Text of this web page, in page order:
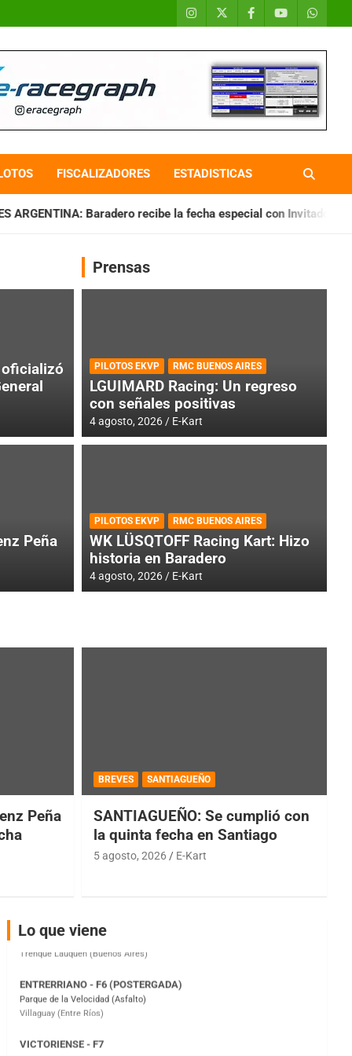
FISCALIZADORES ESTADISTICAS
Baradero recibe la fecha especial con Invitados
Cerró una jornada
Peña
Prensas
PILOTOS EKVP RMC BUENOS AIRES
LGUIMARD Racing: Un regreso
con señales positivas
4 agosto, 2026 E-Kart
PILOTOS EKVP RMC BUENOS AIRES
WK LÜSQTOFF Racing Kart: Hizo
historia en Baradero
4 agosto, 2026 E-Kart
Peña
BREVES SANTIAGUEÑO
SANTIAGUEÑO: Se cumplió con
la quinta fecha en Santiago
5 agosto, 2026 E-Kart
Lo que viene
COBERTURA ESPECIAL DE E-KART.COM.AR
08/09-AGO
IAME SERIES ARGENTINA 6
Ramiro Tot (Asfalto)
Baradero (Buenos Aires)
Parque de la Velocidad (Asfalto)
VICTORIENSE - F7
El Cerro (Tierra)